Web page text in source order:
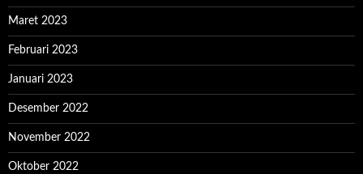
Maret 2023
Februari 2023
Januari 2023
Desember 2022
November 2022
Oktober 2022